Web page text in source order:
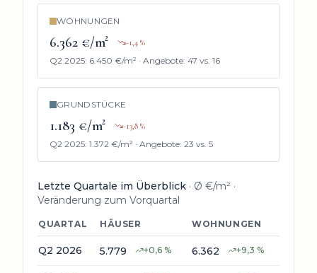
WOHNUNGEN
6.362 €/m² -1,4 %
Q2 2025: 6.450 €/m² · Angebote: 47 vs. 16
GRUNDSTÜCKE
1.183 €/m² -13,8 %
Q2 2025: 1.372 €/m² · Angebote: 23 vs. 5
Letzte Quartale im Überblick · Ø €/m² ·
Veränderung zum Vorquartal
QUARTAL HÄUSER WOHNUNGEN
Q2 2026 5.779 +0,6 % 6.362 +9,3 %